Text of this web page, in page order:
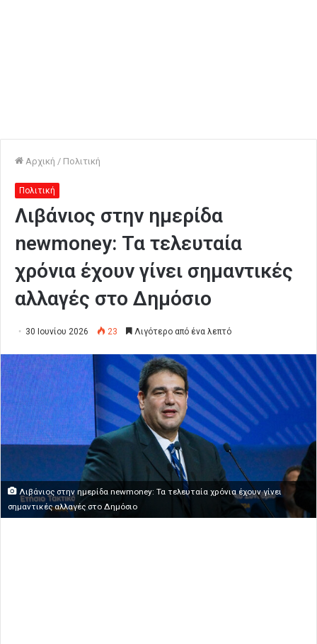
Αρχική / Πολιτική
Πολιτική
Λιβάνιος στην ημερίδα
newmoney: Τα τελευταία
χρόνια έχουν γίνει σημαντικές
αλλαγές στο Δημόσιο
30 Ιουνίου 2026 23 Λιγότερο από ένα λεπτό
Λιβάνιος στην ημερίδα newmoney: Τα τελευταία χρόνια έχουν γίνει
σημαντικές αλλαγές στο Δημόσιο